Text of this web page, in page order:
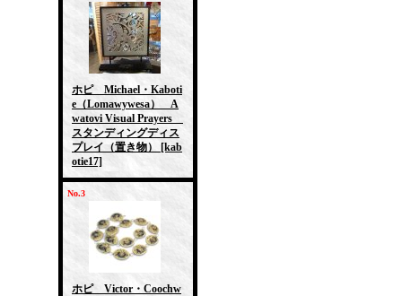
ホピ Michael・Kaboti
e（Lomawywesa） A
watovi Visual Prayers
スタンディングディス
プレイ（置き物）
[kab
otie17]
No.3
ホピ Victor・Coochw